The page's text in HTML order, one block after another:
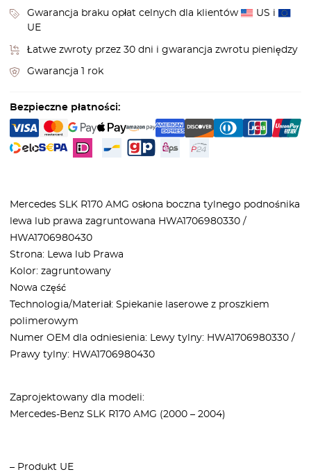
Gwarancja braku opłat celnych dla klientów
US i
UE
Łatwe zwroty przez 30 dni i gwarancja zwrotu pieniędzy
Gwarancja 1 rok
Bezpieczne płatności:
Mercedes SLK R170 AMG osłona boczna tylnego podnośnika
lewa lub prawa zagruntowana HWA1706980330 /
HWA1706980430
Strona: Lewa lub Prawa
Kolor: zagruntowany
Nowa część
Technologia/Materiał: Spiekanie laserowe z proszkiem
polimerowym
Numer OEM dla odniesienia: Lewy tylny: HWA1706980330 /
Prawy tylny: HWA1706980430
Zaprojektowany dla modeli:
Mercedes-Benz SLK R170 AMG (2000 – 2004)
– Produkt UE